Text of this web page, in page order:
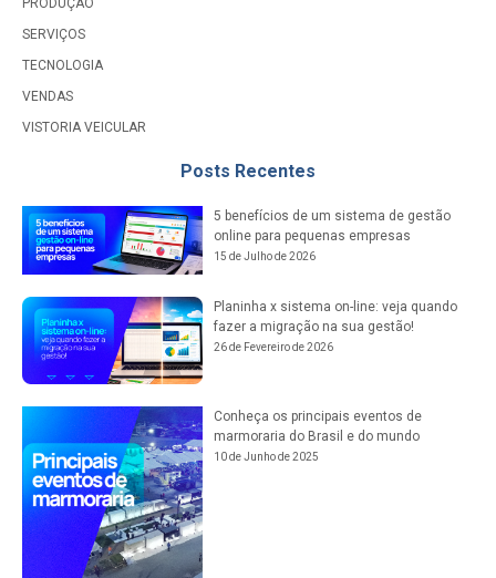
PRODUÇÃO
SERVIÇOS
TECNOLOGIA
VENDAS
VISTORIA VEICULAR
Posts Recentes
5 benefícios de um sistema de gestão
online para pequenas empresas
15 de Julho de 2026
Planinha x sistema on-line: veja quando
fazer a migração na sua gestão!
26 de Fevereiro de 2026
Conheça os principais eventos de
marmoraria do Brasil e do mundo
10 de Junho de 2025